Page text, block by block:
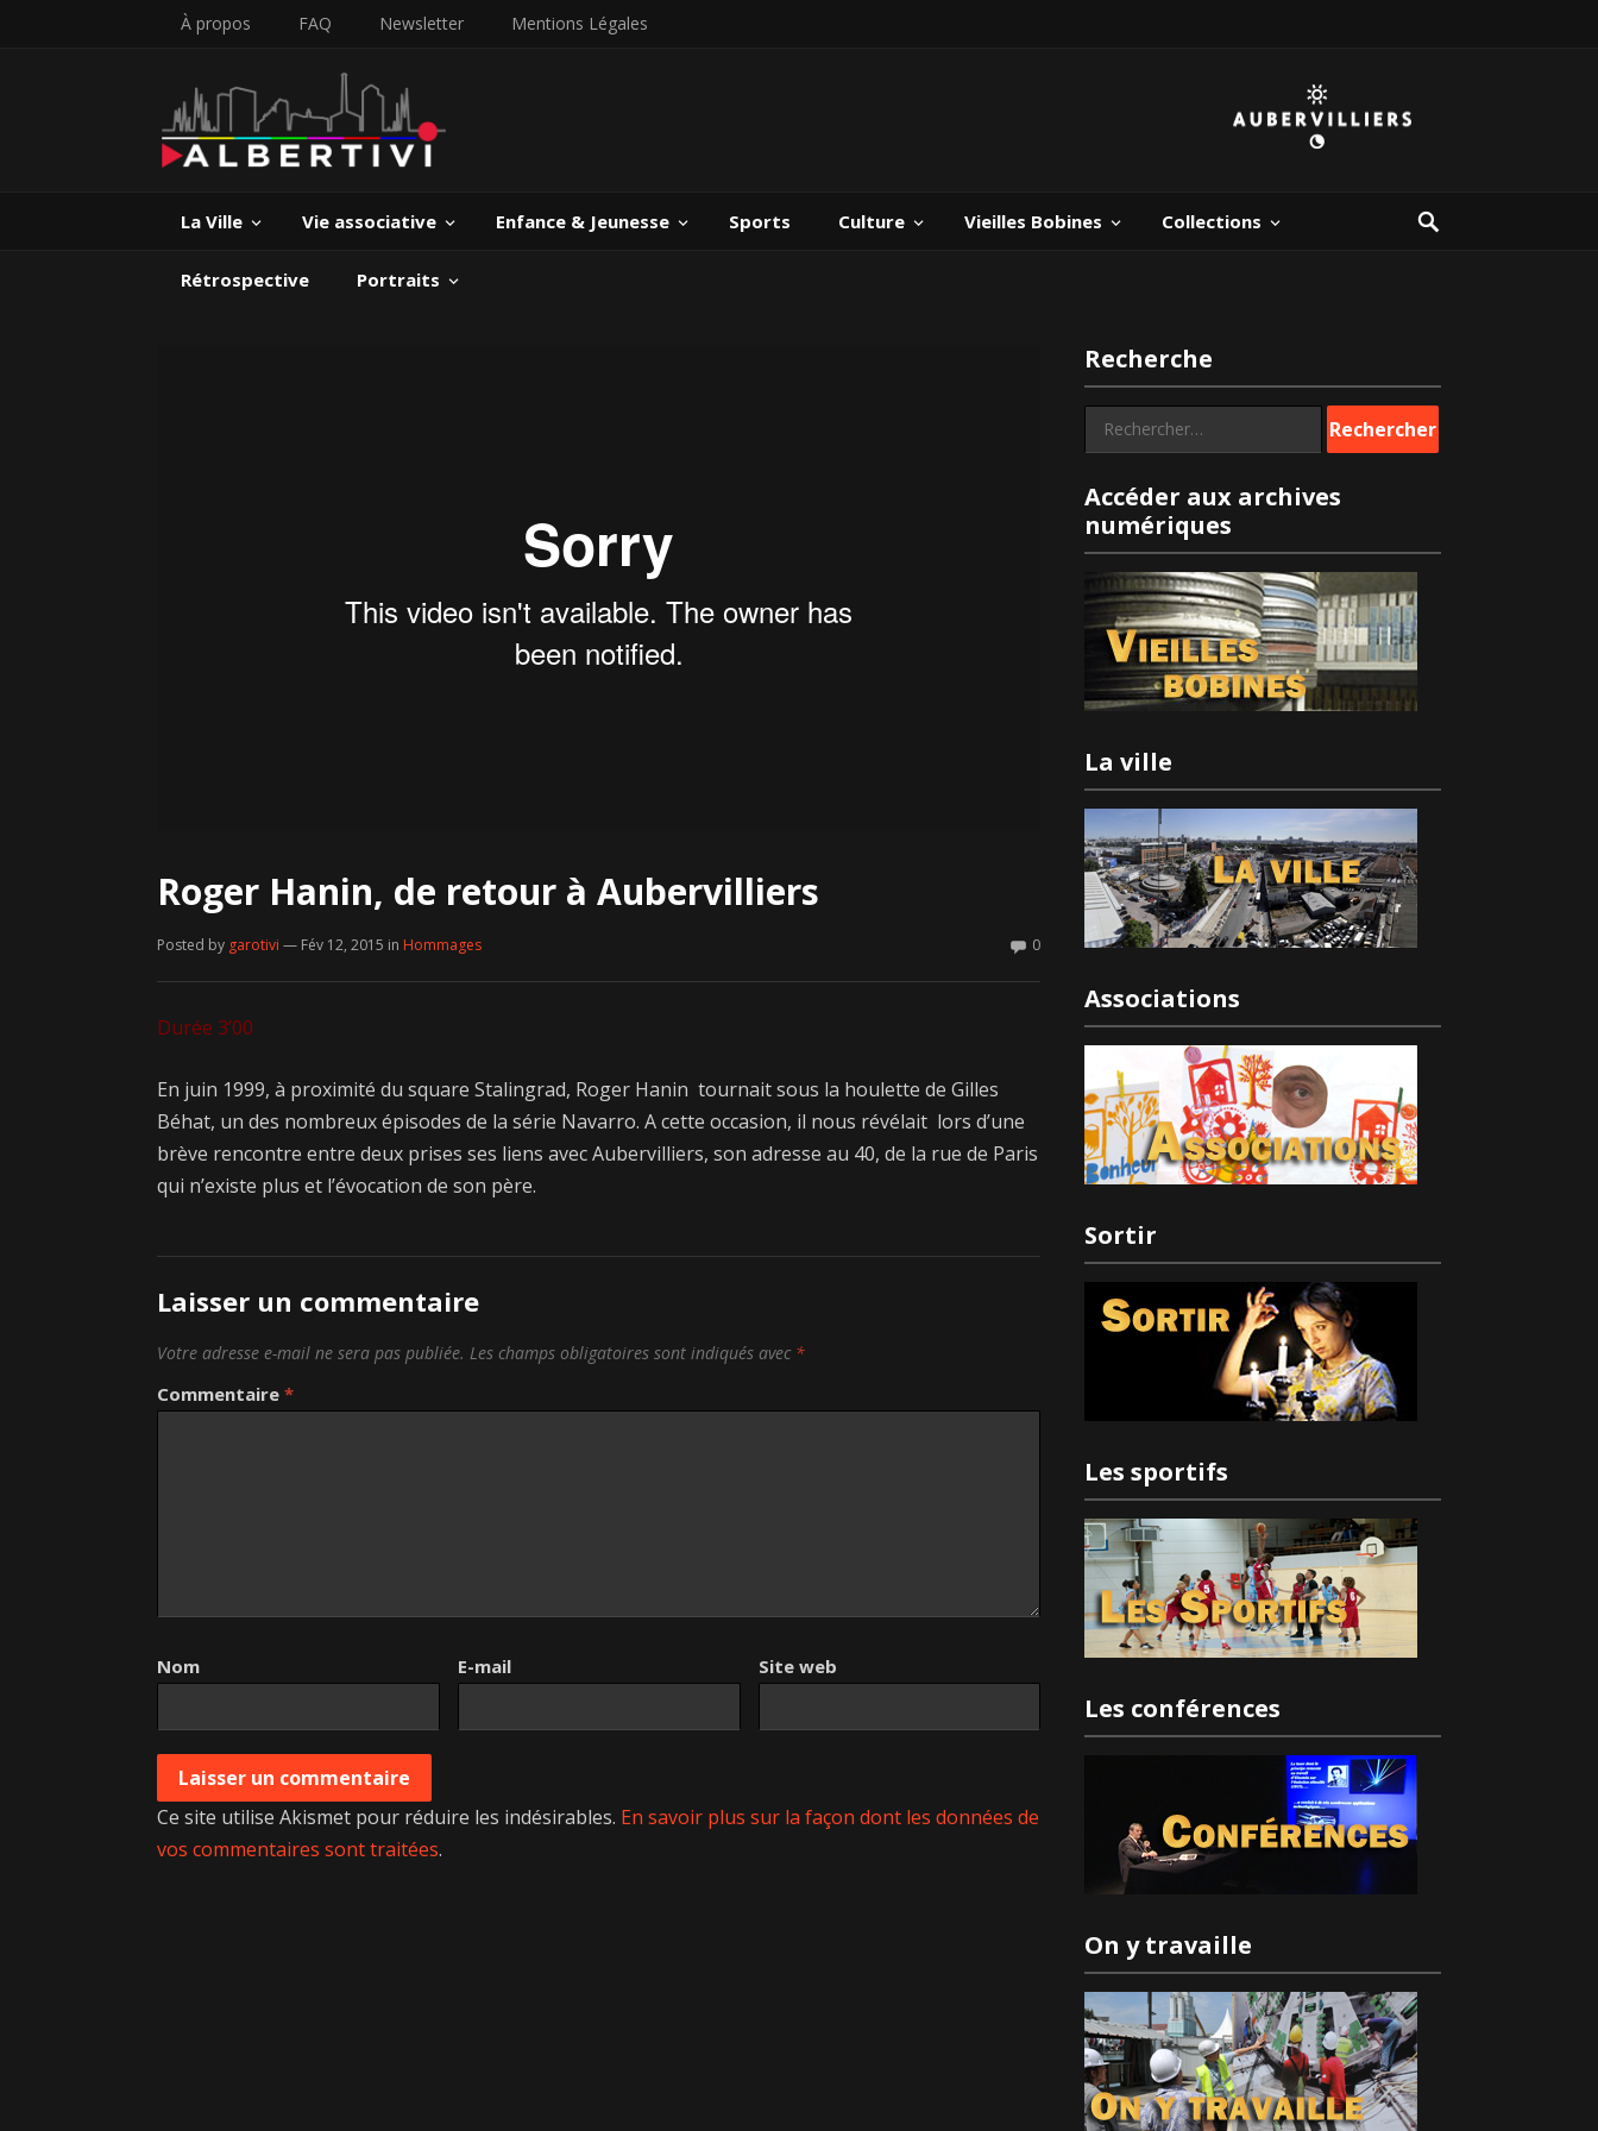
À propos FAQ Newsletter Mentions Légales
La Ville Vie associative Enfance & Jeunesse Sports Culture Vieilles Bobines Collections
Rétrospective Portraits
Roger Hanin, de retour à Aubervilliers
Posted by garotivi — Fév 12, 2015 in Hommages 0
Durée 3’00
En juin 1999, à proximité du square Stalingrad, Roger Hanin tournait sous la houlette de Gilles
Béhat, un des nombreux épisodes de la série Navarro. A cette occasion, il nous révélait lors d’une
brève rencontre entre deux prises ses liens avec Aubervilliers, son adresse au 40, de la rue de Paris
qui n’existe plus et l’évocation de son père.
Laisser un commentaire
Votre adresse e-mail ne sera pas publiée. Les champs obligatoires sont indiqués avec *
Commentaire *
Nom E-mail Site web
Ce site utilise Akismet pour réduire les indésirables. En savoir plus sur la façon dont les données de
vos commentaires sont traitées.
Recherche
Rechercher :
Accéder aux archives
numériques
La ville
Associations
Sortir
Les sportifs
Les conférences
On y travaille